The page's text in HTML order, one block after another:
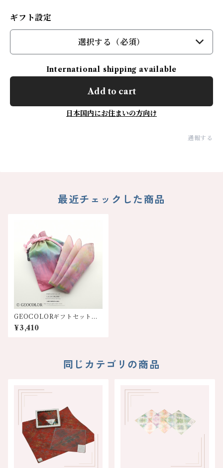
ギフト設定
選択する（必須）
International shipping available
Add to cart
日本国内にお住まいの方向け
通報する
最近チェックした商品
GEOCOLORギフトセット
【巾着&ハンカチ】8色展開
¥3,410
同じカテゴリの商品